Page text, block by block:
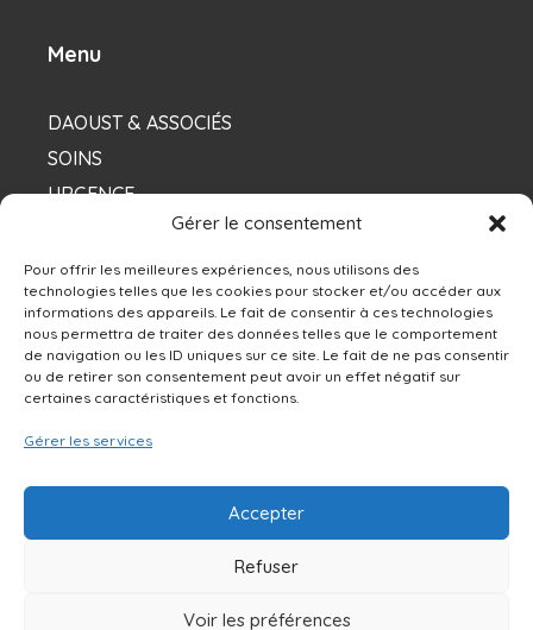
Gérer le consentement
Pour offrir les meilleures expériences, nous utilisons des
technologies telles que les cookies pour stocker et/ou accéder aux
informations des appareils. Le fait de consentir à ces technologies
nous permettra de traiter des données telles que le comportement
de navigation ou les ID uniques sur ce site. Le fait de ne pas consentir
ou de retirer son consentement peut avoir un effet négatif sur
certaines caractéristiques et fonctions.
Gérer les services
Accepter
Refuser
Voir les préférences
Menu
DAOUST & ASSOCIÉS
SOINS
URGENCE
NOS DENTISTES
Contacts
13250 rue Sherbrooke Est, Montréal, QC H1A